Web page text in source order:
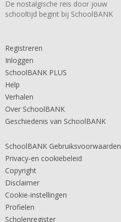
De nostalgische reis door jouw
schooltijd begint bij SchoolBANK
Registreren
Inloggen
SchoolBANK PLUS
Help
Verhalen
Over SchoolBANK
Geschiedenis van SchoolBANK
SchoolBANK Gebruiksvoorwaarden
Privacy-en cookiebeleid
Copyright
Disclaimer
Cookie-instellingen
Profielen
Scholenregister